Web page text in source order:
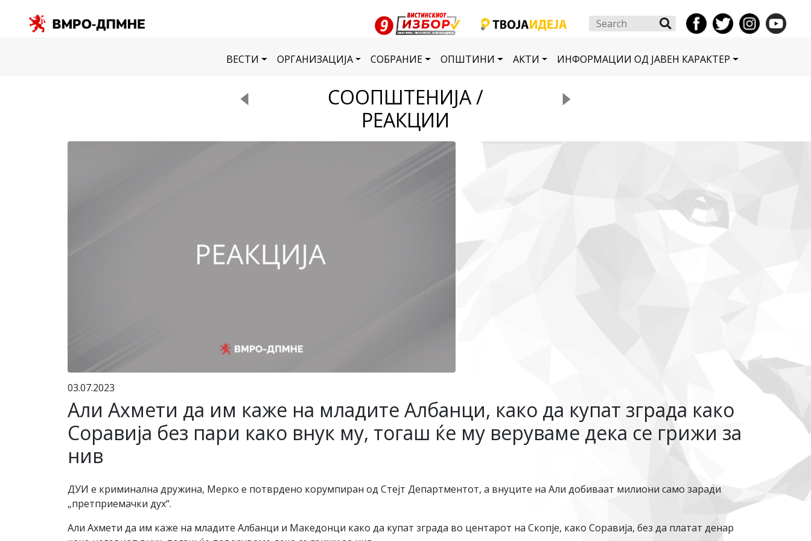
Search
ВЕСТИ ОРГАНИЗАЦИЈА СОБРАНИЕ ОПШТИНИ АКТИ ИНФОРМАЦИИ ОД ЈАВЕН КАРАКТЕР
СООПШТЕНИЈА /
РЕАКЦИИ
03.07.2023
Али Ахмети да им каже на младите Албанци, како да купат зграда како
Соравија без пари како внук му, тогаш ќе му веруваме дека се грижи за
нив
ДУИ е криминална дружина, Мерко е потврдено корумпиран од Стејт Департментот, а внуците на Али добиваат милиони само заради
„претприемачки дух“.
Али Ахмети да им каже на младите Албанци и Македонци како да купат зграда во центарот на Скопје, како Соравија, без да платат денар